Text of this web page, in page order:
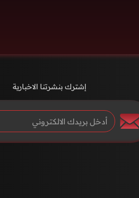
إشترك بنشرتنا الاخبارية